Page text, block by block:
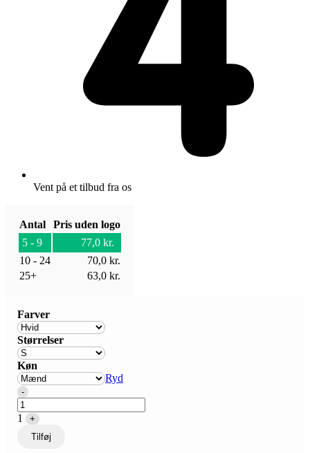
Vent på et tilbud fra os
Antal
Pris uden logo
5 - 9
77,0 kr.
10 - 24
70,0 kr.
25+
63,0 kr.
Farver
Størrelser
Køn
Ryd
Quantity
-
1
+
Tilføj